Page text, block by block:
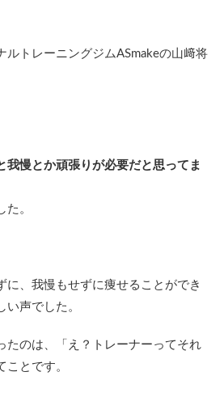
ルトレーニングジムASmakeの山﨑将
我慢とか頑張りが必要だと思ってま
た。
に、我慢もせずに痩せることができ
声でした。
たのは、「え？トレーナーってそれ
ことです。